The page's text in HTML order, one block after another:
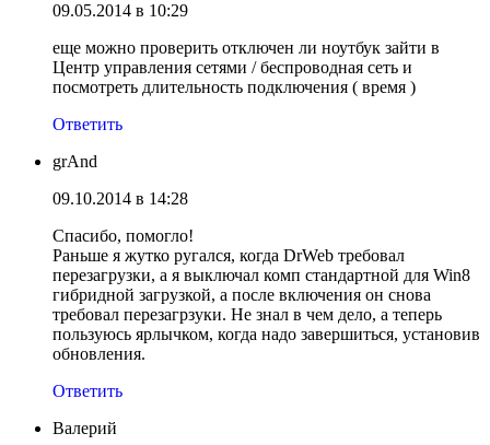
09.05.2014 в 10:29
еще можно проверить отключен ли ноутбук зайти в
Центр управления сетями / беспроводная сеть и
посмотреть длительность подключения ( время )
Ответить
grAnd
09.10.2014 в 14:28
Спасибо, помогло!
Раньше я жутко ругался, когда DrWeb требовал
перезагрузки, а я выключал комп стандартной для Win8
гибридной загрузкой, а после включения он снова
требовал перезагрзуки. Не знал в чем дело, а теперь
пользуюсь ярлычком, когда надо завершиться, установив
обновления.
Ответить
Валерий